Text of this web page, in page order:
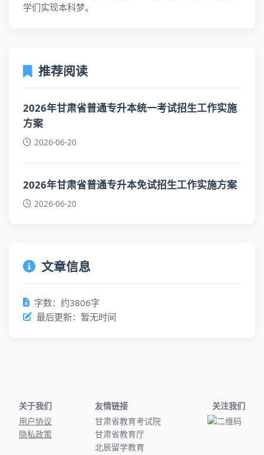
学们实现本科梦。
推荐阅读
2026年甘肃省普通专升本统一考试招生工作实施
方案
2026-06-20
2026年甘肃省普通专升本免试招生工作实施方案
2026-06-20
文章信息
字数：约3806字
最后更新：暂无时间
关于我们
用户协议
隐私政策
友情链接
甘肃省教育考试院
甘肃省教育厅
北辰留学教育
关注我们